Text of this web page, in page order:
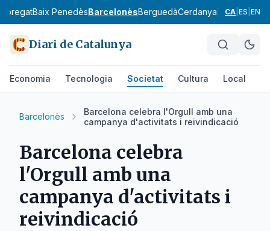
Baix PenedèsBarcelonèsBerguedàCerdanya Conca de
CA ES EN
Diari de Catalunya
Economia Tecnologia Societat Cultura Local
Barcelonès
Barcelona celebra l'Orgull amb una
campanya d'activitats i reivindicació
Barcelona celebra
l'Orgull amb una
campanya d'activitats i
reivindicació